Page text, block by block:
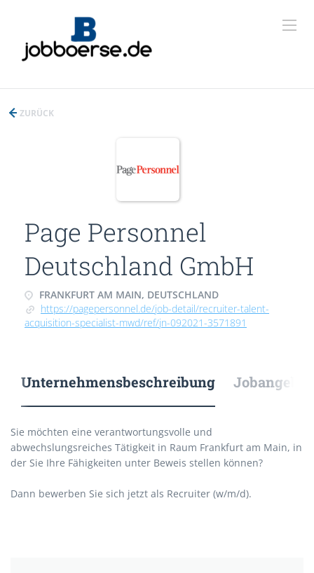
ZURÜCK
Page Personnel
Deutschland GmbH
FRANKFURT AM MAIN, DEUTSCHLAND
https://pagepersonnel.de/job-detail/recruiter-talent-
acquisition-specialist-mwd/ref/jn-092021-3571891
Unternehmensbeschreibung
Sie möchten eine verantwortungsvolle und
abwechslungsreiches Tätigkeit in Raum Frankfurt am Main, in
der Sie Ihre Fähigkeiten unter Beweis stellen können?
Dann bewerben Sie sich jetzt als Recruiter (w/m/d).